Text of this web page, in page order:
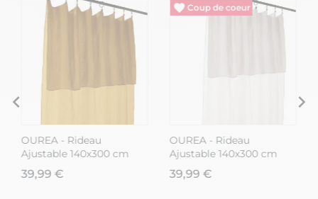
OUREA - Rideau
Ajustable 140x300 cm
Gaze de Coton Safran + 8
Anneaux Pince
39,99 €
OUREA - Rideau
Ajustable 140x300 cm
Gaze de Coton Chantilly
+ 8 Anneaux Pince
39,99 €